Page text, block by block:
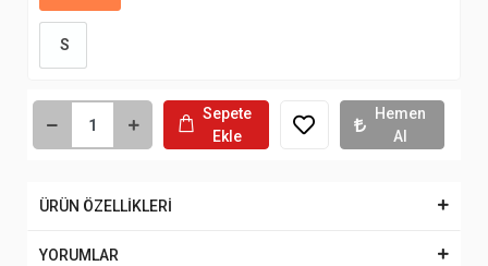
S
Sepete
Ekle
Hemen
Al
ÜRÜN ÖZELLİKLERİ
YORUMLAR